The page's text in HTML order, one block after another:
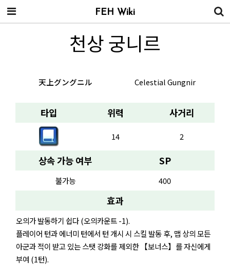
천상 궁니르
天上グングニル Celestial Gungnir
타입 위력 사거리
14 2
상속 가능 여부 SP
불가능 400
효과
오의가 발동하기 쉽다 (오의카운트 -1).
플레이어 턴과 에너미 턴에서 턴 개시 시 스킬 발동 후, 맵 상의 모든
아군과 적이 받고 있는 스탯 강화를 제외한 【보너스】를 자신에게
부여 (1턴).
FEH Wiki